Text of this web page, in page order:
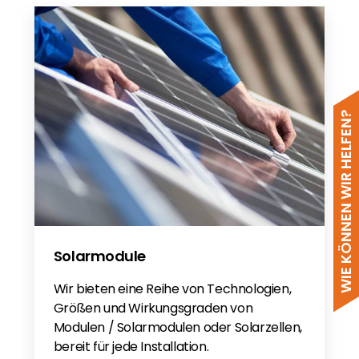
WIE KÖNNEN WIR HELFEN?
Solarmodule
Wir bieten eine Reihe von Technologien,
Größen und Wirkungsgraden von
Modulen / Solarmodulen oder Solarzellen,
bereit für jede Installation.